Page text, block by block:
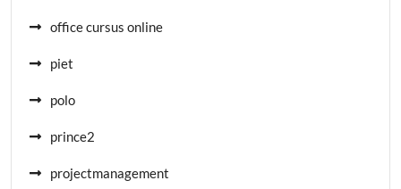
office cursus online
piet
polo
prince2
projectmanagement